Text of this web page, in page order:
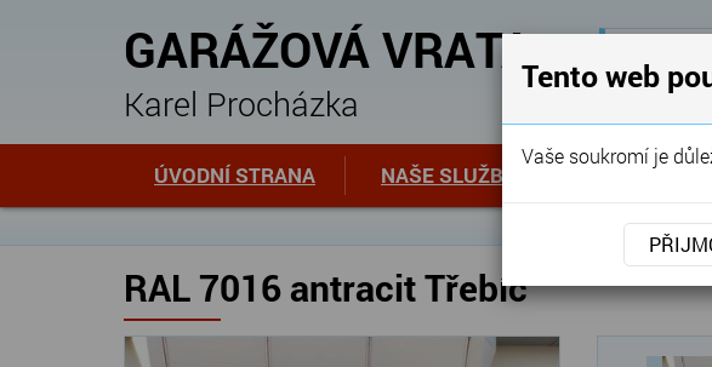
GARÁŽOVÁ VRATA
Karel Procházka
ÚVODNÍ STRANA NAŠE SLUŽBY SERVIS
RAL 7016 antracit Třebíč
Tento web
Vaše soukromí je